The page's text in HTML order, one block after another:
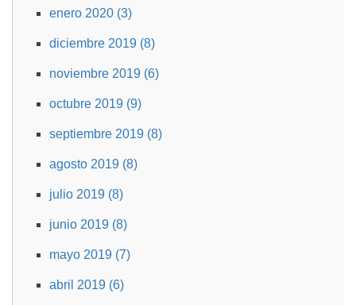
enero 2020 (3)
diciembre 2019 (8)
noviembre 2019 (6)
octubre 2019 (9)
septiembre 2019 (8)
agosto 2019 (8)
julio 2019 (8)
junio 2019 (8)
mayo 2019 (7)
abril 2019 (6)